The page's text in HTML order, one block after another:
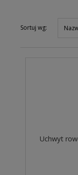
Sortuj wg:
Uchwyt